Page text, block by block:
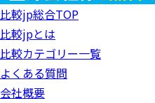
比較jp総合TOP
比較jpとは
比較カテゴリー一覧
よくある質問
会社概要